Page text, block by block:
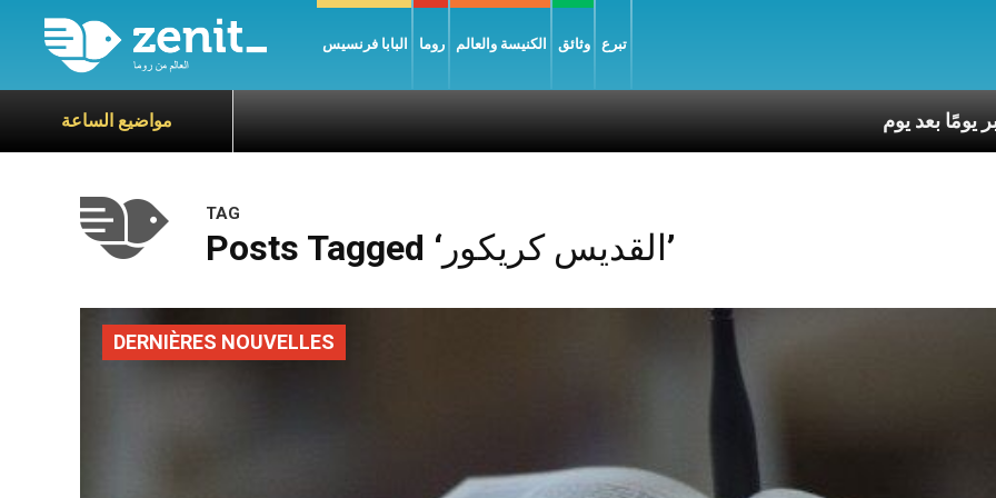
البابا فرنسيس روما الكنيسة والعالم وثائق تبرع
مواضيع الساعة
TAG
Posts Tagged ‘القديس كريكور’
DERNIÈRES NOUVELLES